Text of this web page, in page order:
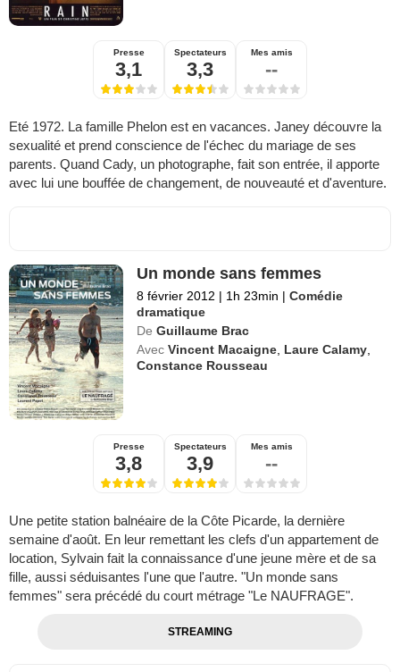
Presse
3,1
Spectateurs
3,3
Mes amis
--
Eté 1972. La famille Phelon est en vacances. Janey découvre la
sexualité et prend conscience de l'échec du mariage de ses
parents. Quand Cady, un photographe, fait son entrée, il apporte
avec lui une bouffée de changement, de nouveauté et d'aventure.
Un monde sans femmes
8 février 2012 | 1h 23min | Comédie
dramatique
De Guillaume Brac
Avec Vincent Macaigne Laure Calamy
Constance Rousseau
Presse
3,8
Spectateurs
3,9
Mes amis
--
Une petite station balnéaire de la Côte Picarde, la dernière
semaine d'août. En leur remettant les clefs d'un appartement de
location, Sylvain fait la connaissance d'une jeune mère et de sa
fille, aussi séduisantes l'une que l'autre. "Un monde sans
femmes" sera précédé du court métrage "Le NAUFRAGE".
STREAMING